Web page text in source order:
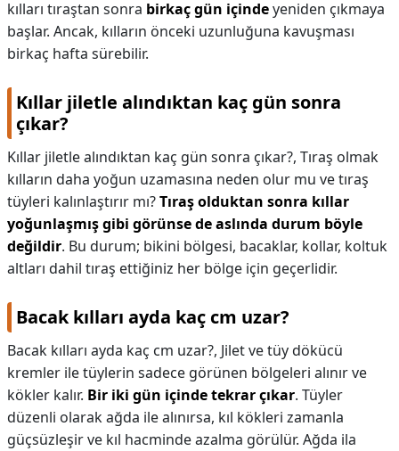
kılları tıraştan sonra birkaç gün içindeyeniden çıkmaya
başlar. Ancak, kılların önceki uzunluğuna kavuşması
birkaç hafta sürebilir.
Kıllar jiletle alındıktan kaç gün sonra
çıkar?
Kıllar jiletle alındıktan kaç gün sonra çıkar?, Tıraş olmak
kılların daha yoğun uzamasına neden olur mu ve tıraş
tüyleri kalınlaştırır mı?Tıraş olduktan sonra kıllar
yoğunlaşmış gibi görünse de aslında durum böyle
değildir. Bu durum; bikini bölgesi, bacaklar, kollar, koltuk
altları dahil tıraş ettiğiniz her bölge için geçerlidir.
Bacak kılları ayda kaç cm uzar?
Bacak kılları ayda kaç cm uzar?, Jilet ve tüy dökücü
kremler ile tüylerin sadece görünen bölgeleri alınır ve
kökler kalır. Bir iki gün içinde tekrar çıkar. Tüyler
düzenli olarak ağda ile alınırsa, kıl kökleri zamanla
güçsüzleşir ve kıl hacminde azalma görülür. Ağda ila